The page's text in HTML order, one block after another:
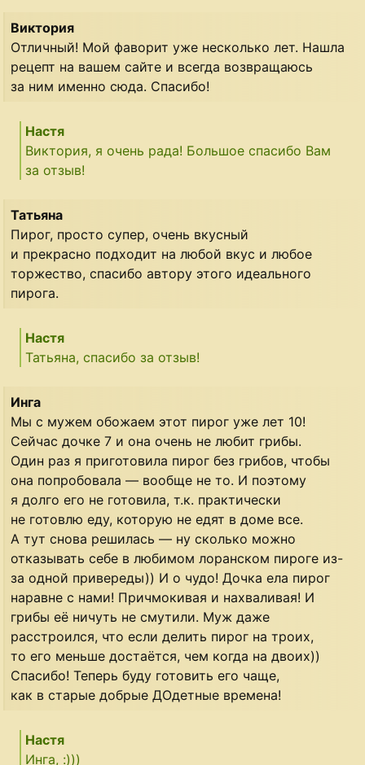
Виктория
Отличный! Мой фаворит уже несколько лет. Нашла
рецепт на вашем сайте и всегда возвращаюсь
за ним именно сюда. Спасибо!
Настя
Виктория, я очень рада! Большое спасибо Вам
за отзыв!
Татьяна
Пирог, просто супер, очень вкусный
и прекрасно подходит на любой вкус и любое
торжество, спасибо автору этого идеального
пирога.
Настя
Татьяна, спасибо за отзыв!
Инга
Мы с мужем обожаем этот пирог уже лет 10!
Сейчас дочке 7 и она очень не любит грибы.
Один раз я приготовила пирог без грибов, чтобы
она попробовала — вообще не то. И поэтому
я долго его не готовила, т.к. практически
не готовлю еду, которую не едят в доме все.
А тут снова решилась — ну сколько можно
отказывать себе в любимом лоранском пироге из-
за одной привереды)) И о чудо! Дочка ела пирог
наравне с нами! Причмокивая и нахваливая! И
грибы её ничуть не смутили. Муж даже
расстроился, что если делить пирог на троих,
то его меньше достаётся, чем когда на двоих))
Спасибо! Теперь буду готовить его чаще,
как в старые добрые ДОдетные времена!
Настя
Инга, :)))